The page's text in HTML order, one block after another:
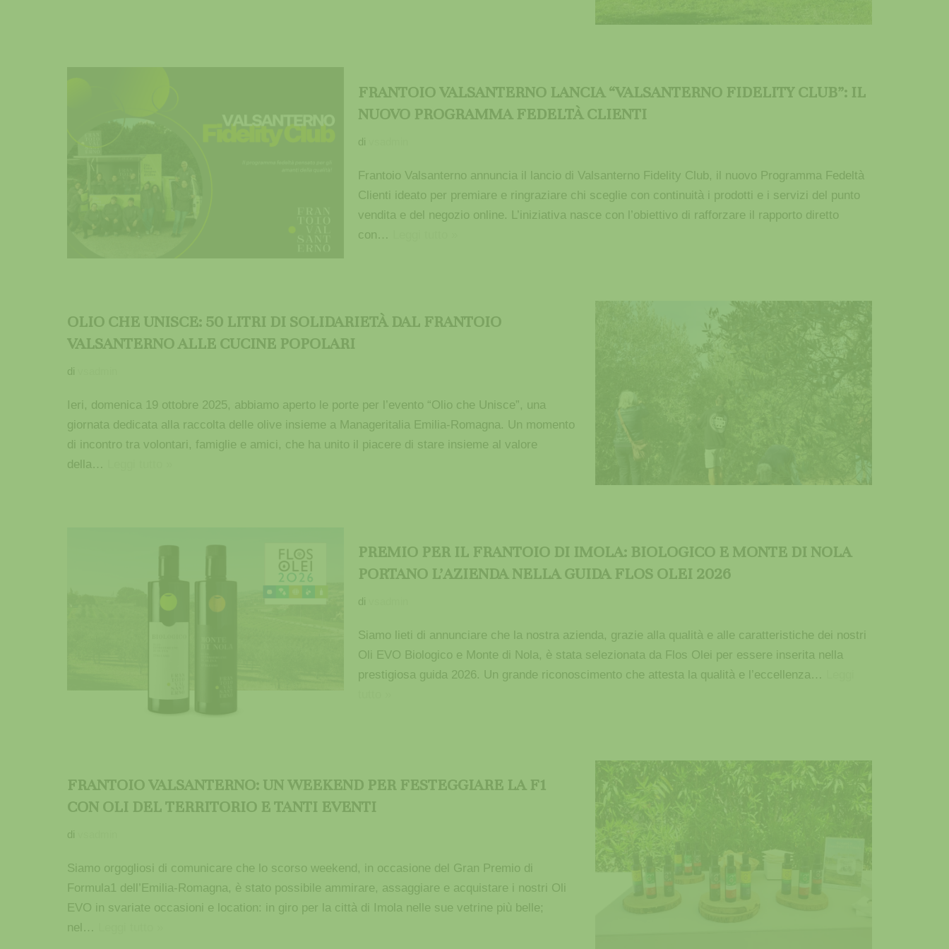
FRANTOIO VALSANTERNO LANCIA “VALSANTERNO FIDELITY CLUB”: IL
NUOVO PROGRAMMA FEDELTÀ CLIENTI
di
Frantoio Valsanterno annuncia il lancio di Valsanterno Fidelity Club, il nuovo Programma Fedeltà
Clienti ideato per premiare e ringraziare chi sceglie con continuità i prodotti e i servizi del punto
vendita e del negozio online. L’iniziativa nasce con l’obiettivo di rafforzare il rapporto diretto
con…
OLIO CHE UNISCE: 50 LITRI DI SOLIDARIETÀ DAL FRANTOIO
VALSANTERNO ALLE CUCINE POPOLARI
di
Ieri, domenica 19 ottobre 2025, abbiamo aperto le porte per l’evento “Olio che Unisce”, una
giornata dedicata alla raccolta delle olive insieme a Manageritalia Emilia-Romagna. Un momento
di incontro tra volontari, famiglie e amici, che ha unito il piacere di stare insieme al valore
della…
PREMIO PER IL FRANTOIO DI IMOLA: BIOLOGICO E MONTE DI NOLA
PORTANO L’AZIENDA NELLA GUIDA FLOS OLEI 2026
di
Siamo lieti di annunciare che la nostra azienda, grazie alla qualità e alle caratteristiche dei nostri
Oli EVO Biologico e Monte di Nola, è stata selezionata da Flos Olei per essere inserita nella
prestigiosa guida 2026. Un grande riconoscimento che attesta la qualità e l’eccellenza…
FRANTOIO VALSANTERNO: UN WEEKEND PER FESTEGGIARE LA F1
CON OLI DEL TERRITORIO E TANTI EVENTI
di
Siamo orgogliosi di comunicare che lo scorso weekend, in occasione del Gran Premio di
Formula1 dell’Emilia-Romagna, è stato possibile ammirare, assaggiare e acquistare i nostri Oli
EVO in svariate occasioni e location: in giro per la città di Imola nelle sue vetrine più belle;
nel…